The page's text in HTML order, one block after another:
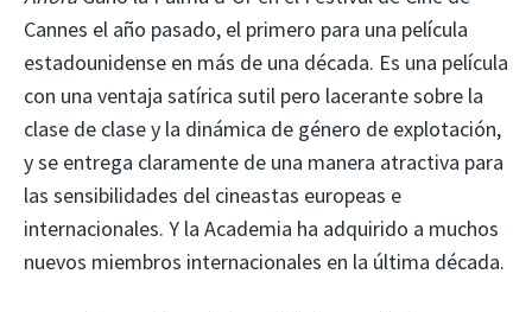
Cannes el año pasado, el primero para una película
estadounidense en más de una década. Es una película
con una ventaja satírica sutil pero lacerante sobre la
clase de clase y la dinámica de género de explotación,
y se entrega claramente de una manera atractiva para
las sensibilidades del cineastas europeas e
internacionales. Y la Academia ha adquirido a muchos
nuevos miembros internacionales en la última década.